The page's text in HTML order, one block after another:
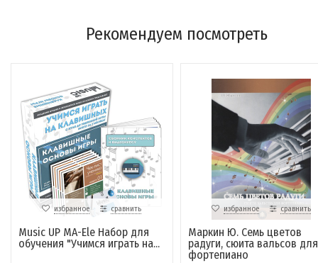
Рекомендуем посмотреть
избранное сравнить
Music UP MA-Ele Набор для
обучения "Учимся играть на...
избранное сравнить
Маркин Ю. Семь цветов
радуги, сюита вальсов для
фортепиано